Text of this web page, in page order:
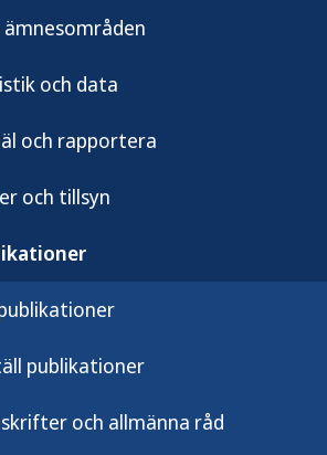
ämnesområden
och data
och rapportera
och tillsyn
publikationer
och allmänna råd
Publikationer
Denna blankett på ryska kan
vaccination. Den kan fyllas i digitalt